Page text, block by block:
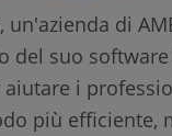
un'azienda di
del suo
i
più efficiente,